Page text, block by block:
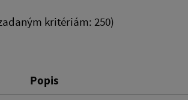
kritériám: 250)
Popis